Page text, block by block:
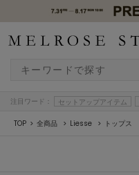
注目ワード： セットアップアイテム
TOP 全商品 Liesse トップス